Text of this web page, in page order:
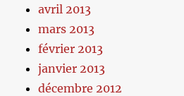
avril 2013
mars 2013
février 2013
janvier 2013
décembre 2012